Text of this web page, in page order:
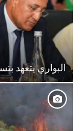
البواري يتعهد